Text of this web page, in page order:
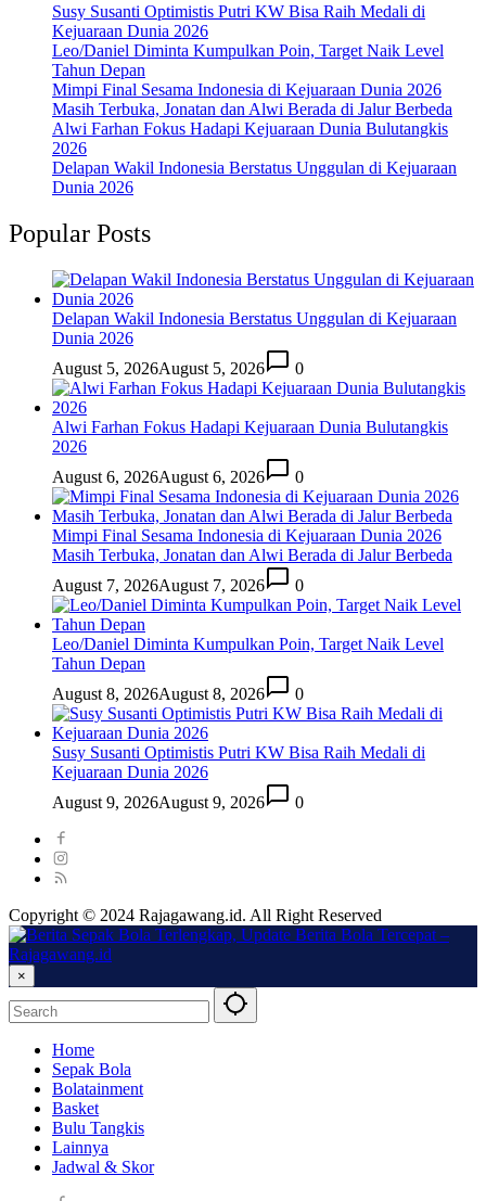
Susy Susanti Optimistis Putri KW Bisa Raih Medali di
Kejuaraan Dunia 2026
Leo/Daniel Diminta Kumpulkan Poin, Target Naik Level
Tahun Depan
Mimpi Final Sesama Indonesia di Kejuaraan Dunia 2026
Masih Terbuka, Jonatan dan Alwi Berada di Jalur Berbeda
Alwi Farhan Fokus Hadapi Kejuaraan Dunia Bulutangkis
2026
Delapan Wakil Indonesia Berstatus Unggulan di Kejuaraan
Dunia 2026
Popular Posts
Delapan Wakil Indonesia Berstatus Unggulan di Kejuaraan
Dunia 2026
August 5, 2026August 5, 2026 0
Alwi Farhan Fokus Hadapi Kejuaraan Dunia Bulutangkis
2026
August 6, 2026August 6, 2026 0
Mimpi Final Sesama Indonesia di Kejuaraan Dunia 2026
Masih Terbuka, Jonatan dan Alwi Berada di Jalur Berbeda
August 7, 2026August 7, 2026 0
Leo/Daniel Diminta Kumpulkan Poin, Target Naik Level
Tahun Depan
August 8, 2026August 8, 2026 0
Susy Susanti Optimistis Putri KW Bisa Raih Medali di
Kejuaraan Dunia 2026
August 9, 2026August 9, 2026 0
Copyright © 2024 Rajagawang.id. All Right Reserved
×
Home
Sepak Bola
Bolatainment
Basket
Bulu Tangkis
Lainnya
Jadwal & Skor